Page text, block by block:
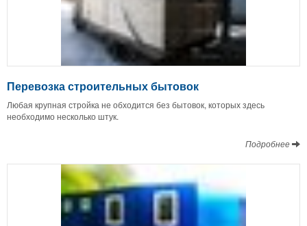
Перевозка строительных бытовок
Любая крупная стройка не обходится без бытовок, которых здесь
необходимо несколько штук.
Подробнее